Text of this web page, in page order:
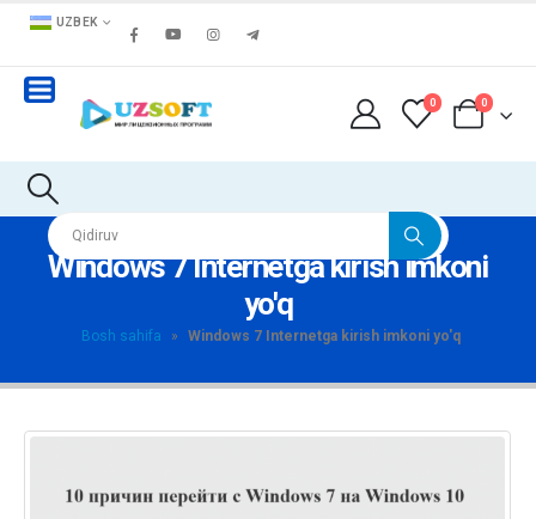
UZBEK
0 0
Windows 7 Internetga kirish imkoni
yo'q
Bosh sahifa » Windows 7 Internetga kirish imkoni yo'q